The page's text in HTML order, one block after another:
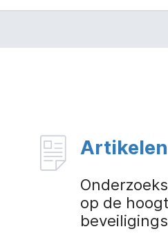
Artikelen
op de